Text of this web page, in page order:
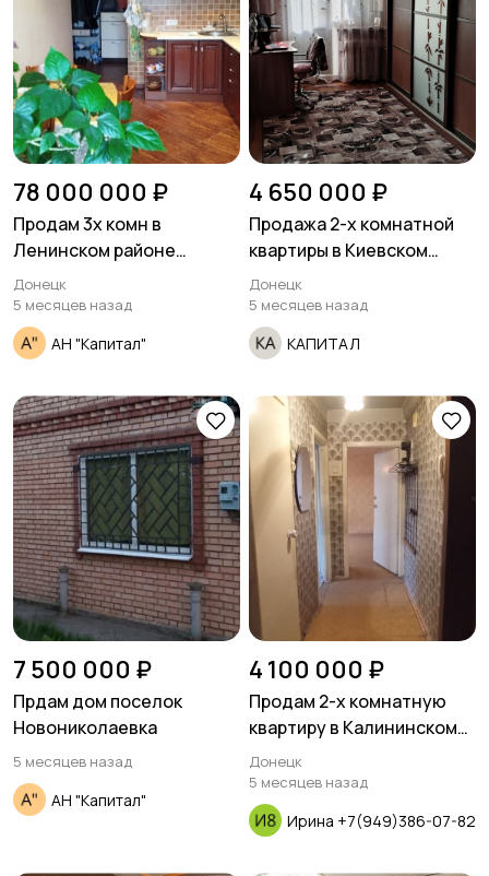
78 000 000 ₽
Продам 3х комн в
Ленинском районе
проспект Ленинский
Донецк
5 месяцев назад
АН "Капитал"
4 650 000 ₽
Продажа 2-х комнатной
квартиры в Киевском
районе улица
Звягильского Гладковка.
Донецк
5 месяцев назад
КАПИТАЛ
7 500 000 ₽
Прдам дом поселок
Новониколаевка
5 месяцев назад
АН "Капитал"
4 100 000 ₽
Продам 2-х комнатную
квартиру в Калининском
районе
Донецк
5 месяцев назад
Ирина +7(949)386-07-82